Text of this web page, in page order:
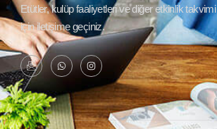
Etütler, kulüp faaliyetleri ve diğer etkinlik takvimi
için iletişime geçiniz.